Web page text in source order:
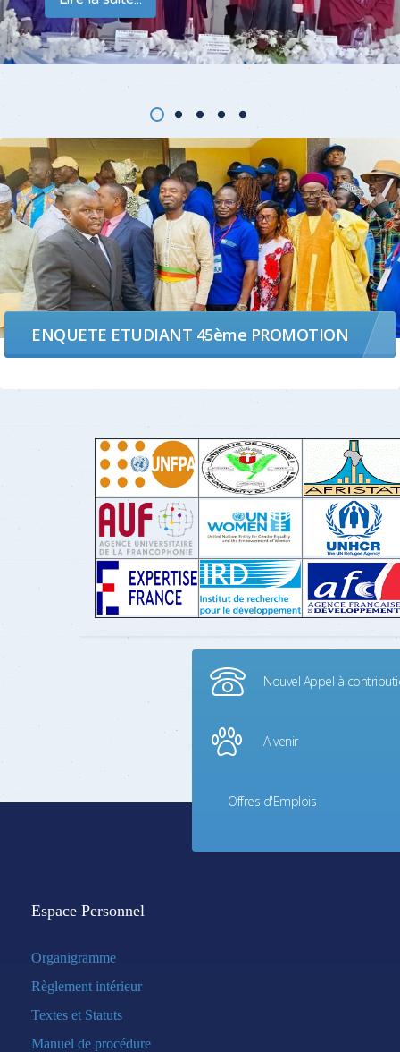
ENQUETE ETUDIANT 45ème PROMOTION
Nouvel Appel à
A venir
Offres d'Emplois
Espace Personnel
Organigramme
Règlement intérieur
Textes et Statuts
Manuel de procédure